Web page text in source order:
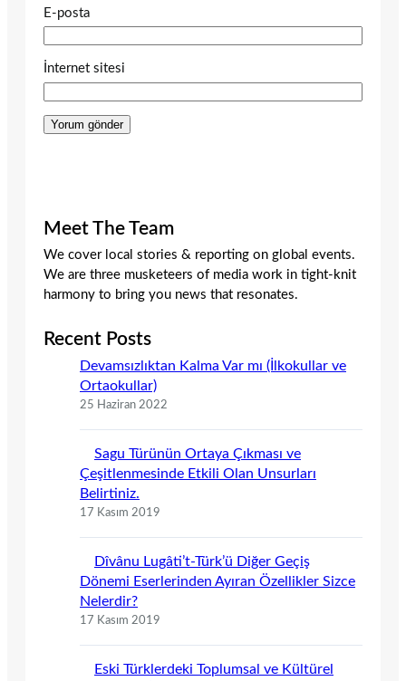
E-posta
İnternet sitesi
Meet The Team
We cover local stories & reporting on global events.
We are three musketeers of media work in tight-knit
harmony to bring you news that resonates.
Recent Posts
Devamsızlıktan Kalma Var mı (İlkokullar ve
Ortaokullar)
25 Haziran 2022
Sagu Türünün Ortaya Çıkması ve
Çeşitlenmesinde Etkili Olan Unsurları
Belirtiniz.
17 Kasım 2019
Dîvânu Lugâti’t-Türk’ü Diğer Geçiş
Dönemi Eserlerinden Ayıran Özellikler Sizce
Nelerdir?
17 Kasım 2019
Eski Türklerdeki Toplumsal ve Kültürel